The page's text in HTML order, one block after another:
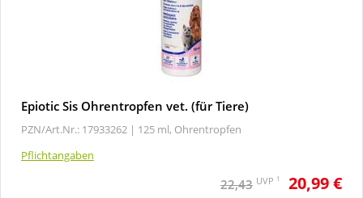
Epiotic Sis Ohrentropfen vet. (für Tiere)
PZN/Art.Nr.: 17933262 | 125 ml, Ohrentropfen
Pflichtangaben
22,43 UVP 1 20,99 €